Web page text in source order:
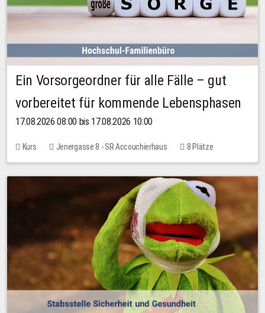
Ein Vorsorgeordner für alle Fälle – gut
vorbereitet für kommende Lebensphasen
17.08.2026 08:00 bis 17.08.2026 10:00
Kurs Jenergasse 8 - SR Accouchierhaus 8 Plätze